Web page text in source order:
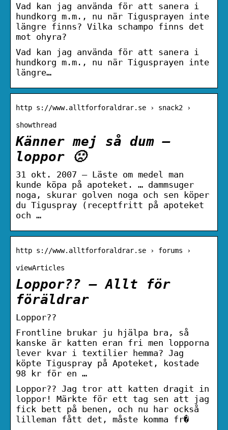
Vad kan jag använda för att sanera i
hundkorg m.m., nu när Tigusprayen inte
längre finns? Vilka schampo finns det
mot ohyra?
Vad kan jag använda för att sanera i
hundkorg m.m., nu när Tigusprayen inte
längre…
http s://www.alltforforaldrar.se › snack2 ›
showthread
Känner mej så dum –
loppor 🙁
31 okt. 2007 — Läste om medel man
kunde köpa på apoteket. … dammsuger
noga, skurar golven noga och sen köper
du Tiguspray (receptfritt på apoteket
och …
http s://www.alltforforaldrar.se › forums ›
viewArticles
Loppor?? – Allt för
föräldrar
Loppor??
Frontline brukar ju hjälpa bra, så
kanske är katten eran fri men lopporna
lever kvar i textilier hemma? Jag
köpte Tiguspray på Apoteket, kostade
98 kr för en …
Loppor?? Jag tror att katten dragit in
loppor! Märkte för ett tag sen att jag
fick bett på benen, och nu har också
lilleman fått det, måste komma fr�